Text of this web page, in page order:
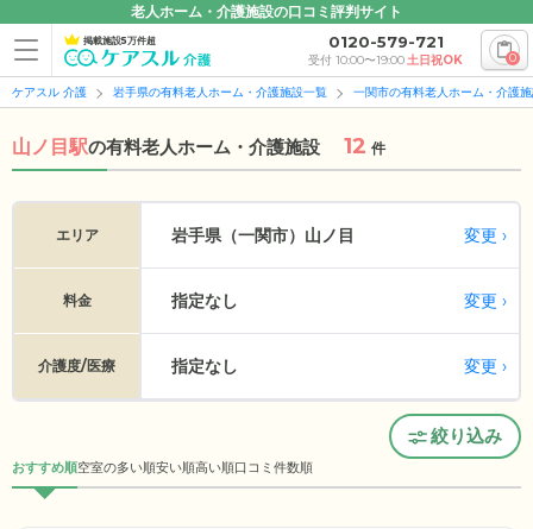
老人ホーム・介護施設の口コミ評判サイト
掲載施設5万件超 0120-579-721
受付 10:00〜19:00土日祝OK 0
ケアスル 介護 岩手県の有料老人ホーム・介護施設一覧 一関市の有料老人ホーム・介護
山ノ目駅の有料老人ホーム・介護施設 12 件
エリア 岩手県（一関市） 山ノ目 変更
料金 指定なし 変更
介護度/医療 指定なし 変更
絞り込み
おすすめ順空室の多い順安い順高い順口コミ件数順